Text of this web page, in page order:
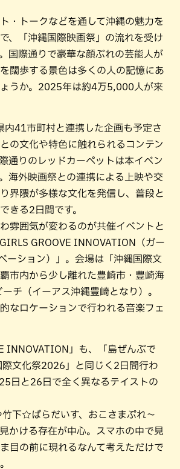
・トークなどを通して沖縄の魅力を
、「沖縄国際映画祭」の流れを受け
国際通りで豪華な顔ぶれの芸能人が
闊歩する景色は多くの人の記憶にあ
うか。2025年は約4万5,000人が来
内41市町村と連携した企画も予定さ
の文化や特色に触れられるコンテン
通りのレッドカーペットは本イベン
海外映画祭との連携による上映や交
界隈が多様な文化を発信し、普段と
きる2日間です。
雰囲気が変わるのが共催イベントと
GROOVE INNOVATION（ガー
ーション）」。会場は「沖縄国際文
市内から少し離れた豊崎市・豊崎海
チ（イーアス沖縄豊崎となり）。
なロケーションで行われる音楽フェ
INNOVATION」も、「島ぜんぶで
際文化祭2026」と同じく2日間行わ
日と26日で全く異なるテイストの
下☆ぱらだいす、おこさまぷれ〜
かける存在が中心。スマホの中で見
目の前に現れるなんて考えただけで